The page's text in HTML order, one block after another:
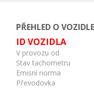
PŘEHLED O VOZIDLE
ID VOZIDLA
V provozu od
Stav tachometru
Emisní norma
Převodovka